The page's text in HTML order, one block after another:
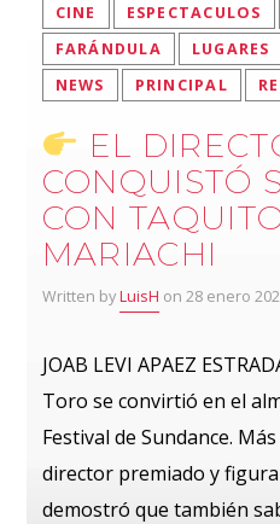
CINE ESPECTACULOS
FARÁNDULA
LUGARES
NEWS
PRINCIPAL
EL
CONQUISTÓ
CON
MARIACHI
Written byLuisH on 28 enero
JOAB LEVI APAEZ
Toro se convirtió en el
Festival de Sundance.
director premiado y
demostró que también